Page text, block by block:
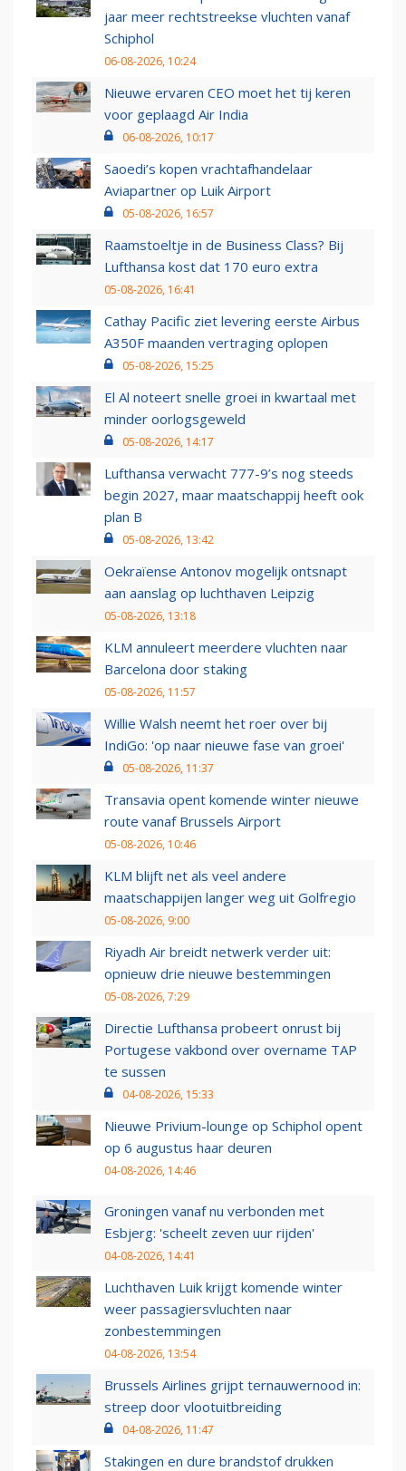
jaar meer rechtstreekse vluchten vanaf
Schiphol
06-08-2026, 10:24
Nieuwe ervaren CEO moet het tij keren
voor geplaagd Air India
06-08-2026, 10:17
Saoedi’s kopen vrachtafhandelaar
Aviapartner op Luik Airport
05-08-2026, 16:57
Raamstoeltje in de Business Class? Bij
Lufthansa kost dat 170 euro extra
05-08-2026, 16:41
Cathay Pacific ziet levering eerste Airbus
A350F maanden vertraging oplopen
05-08-2026, 15:25
El Al noteert snelle groei in kwartaal met
minder oorlogsgeweld
05-08-2026, 14:17
Lufthansa verwacht 777-9’s nog steeds
begin 2027, maar maatschappij heeft ook
plan B
05-08-2026, 13:42
Oekraïense Antonov mogelijk ontsnapt
aan aanslag op luchthaven Leipzig
05-08-2026, 13:18
KLM annuleert meerdere vluchten naar
Barcelona door staking
05-08-2026, 11:57
Willie Walsh neemt het roer over bij
IndiGo: 'op naar nieuwe fase van groei'
05-08-2026, 11:37
Transavia opent komende winter nieuwe
route vanaf Brussels Airport
05-08-2026, 10:46
KLM blijft net als veel andere
maatschappijen langer weg uit Golfregio
05-08-2026, 9:00
Riyadh Air breidt netwerk verder uit:
opnieuw drie nieuwe bestemmingen
05-08-2026, 7:29
Directie Lufthansa probeert onrust bij
Portugese vakbond over overname TAP
te sussen
04-08-2026, 15:33
Nieuwe Privium-lounge op Schiphol opent
op 6 augustus haar deuren
04-08-2026, 14:46
Groningen vanaf nu verbonden met
Esbjerg: 'scheelt zeven uur rijden'
04-08-2026, 14:41
Luchthaven Luik krijgt komende winter
weer passagiersvluchten naar
zonbestemmingen
04-08-2026, 13:54
Brussels Airlines grijpt ternauwernood in:
streep door vlootuitbreiding
04-08-2026, 11:47
Stakingen en dure brandstof drukken